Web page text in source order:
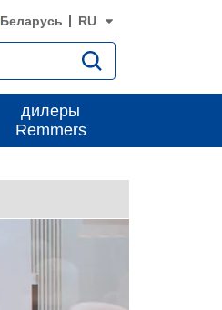
Беларусь RU
дилеры
Remmers